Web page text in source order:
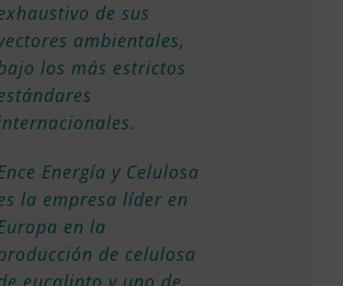
de sus
ambientales,
los más estrictos
Energía y Celulosa
la empresa líder en
en la
de celulosa